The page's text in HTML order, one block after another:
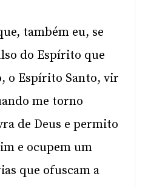
também eu, se
do Espírito que
o Espírito Santo, vir
me torno
de Deus e permito
e ocupem um
que ofuscam a